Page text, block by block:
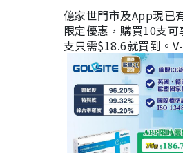
億家世門市及App現已
限定優惠，購買10支
支只需$18.6就買到。